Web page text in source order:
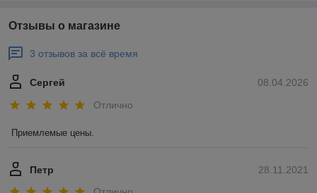
Отзывы о магазине
3 отзывов за всё время
08.04.2026
Сергей
Отлично
Приемлемые цены.
28.11.2021
Петр